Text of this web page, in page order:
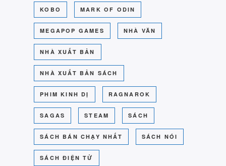
KOBO MARK OF ODIN
MEGAPOP GAMES NHÀ VĂN
NHÀ XUẤT BẢN
NHÀ XUẤT BẢN SÁCH
PHIM KINH DỊ RAGNAROK
SAGAS STEAM SÁCH
SÁCH BÁN CHẠY NHẤT SÁCH NÓI
SÁCH ĐIỆN TỬ